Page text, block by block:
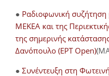
● Ραδιοφωνική
ΜΕΚΕΑ και της
της σημερινής
Δανόπουλο (ΕΡΤ Open)
● Συνέντευξη στη